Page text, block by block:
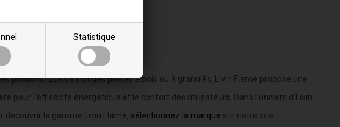
Statistique
Que ce soit des poêles à bois ou à granulés, Livin Flame propose une
pour l'efficacité énergétique et le confort des utilisateurs. Dans l'univers d'Livin
la gamme Livin Flame, sélectionnez la marque sur notre site.